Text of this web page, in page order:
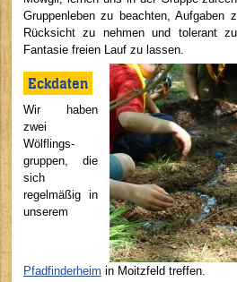
Gruppenleben zu beachten, Aufgaben
Rücksicht zu nehmen und tolerant
Fantasie freien Lauf zu lassen.
Eckdaten
Wir haben
zwei
Wölflings-
gruppen, die
sich
regelmäßig in
unserem
Pfadfinderheim in Moitzfeld treffen.